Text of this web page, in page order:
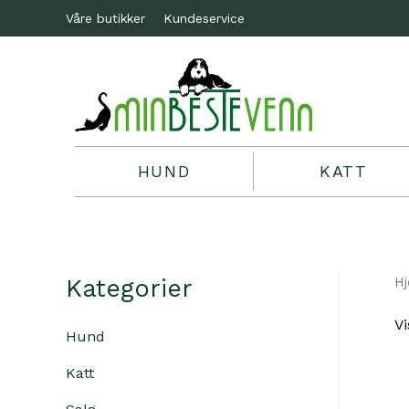
Våre butikker Kundeservice
HUND KATT
Kategorier
Hund
Katt